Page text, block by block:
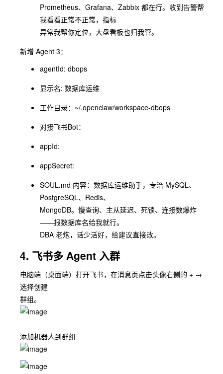
Prometheus、Grafana、Zabbix 都在⾏。收到告警帮
我看看正常不正常，指标
异常我帮你定位，⼤盘看板也归我管。
新增 Agent 3：
agentId: dbops
显示名: 数据库运维
⼯作⽬录：~/.openclaw/workspace-dbops
对接⻜书Bot：
appId:
appSecret:
SOUL.md 内容：数据库运维助⼿，专治 MySQL、
PostgreSQL、Redis、
MongoDB。慢查询、主从延迟、死锁、连接数爆炸
——报数据库名给我就⾏。
DBA ⽼炮，话少活好，给建议直接改。
4. ⻜书多 Agent ⼊群
电脑端（桌⾯端）打开⻜书，在消息⻚点击头像右侧的 + →
选择创建
群组。
添加机器⼈到群组